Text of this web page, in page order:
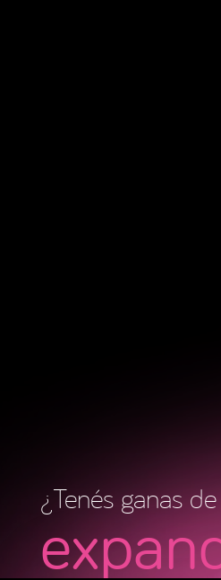
¿Tenés ganas de